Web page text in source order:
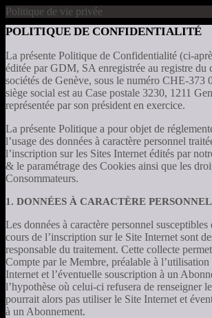
Politique de vie privée
POLITIQUE DE CONFIDENTIALITÉ
La présente Politique de Confidentialité (ci-
éditée par GDM, SA enregistrée au registre du
sociétés de Genève, sous le numéro CHE-373
siège social est au Case postale 3230, 1211
représentée par son président en exercice.
La présente Politique a pour objet de
l’usage des données à caractère personnel
l’inscription sur les Sites Internet édités par
& le paramétrage des Cookies ainsi que les
Consommateurs.
1. DONNÉES À CARACTÈRE PERSONNEL
Les données à caractère personnel susceptibles
cours de l’inscription sur le Site Internet sont
responsable du traitement. Cette collecte
Compte par le Membre, préalable à
Internet et l’éventuelle souscription à un
l’hypothèse où celui-ci refusera de renseigner
pourrait alors pas utiliser le Site Internet et
à un Abonnement.